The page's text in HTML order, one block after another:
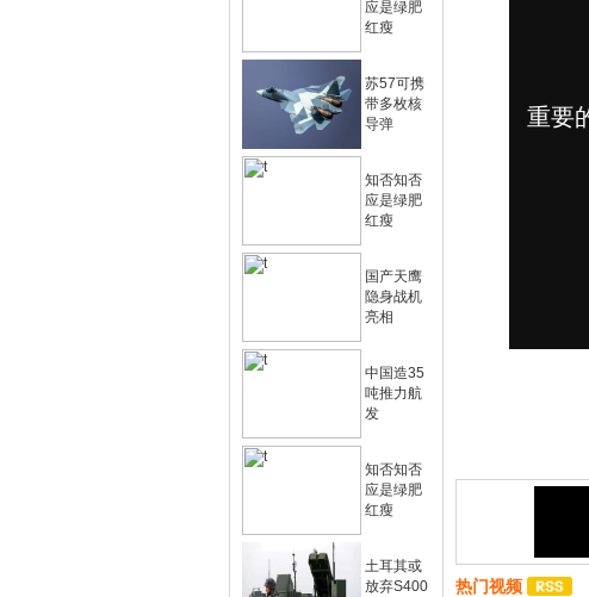
应是绿肥
红瘦
苏57可携
带多枚核
导弹
知否知否
应是绿肥
红瘦
国产天鹰
隐身战机
亮相
中国造35
吨推力航
发
知否知否
应是绿肥
红瘦
土耳其或
放弃S400
热门视频